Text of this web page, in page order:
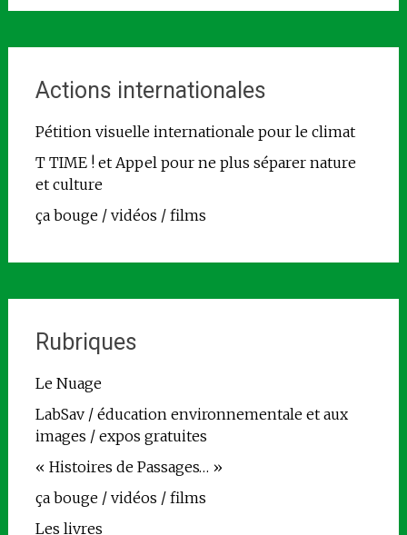
Actions internationales
Pétition visuelle internationale pour le climat
T TIME ! et Appel pour ne plus séparer nature
et culture
ça bouge / vidéos / films
Rubriques
Le Nuage
LabSav / éducation environnementale et aux
images / expos gratuites
« Histoires de Passages… »
ça bouge / vidéos / films
Les livres